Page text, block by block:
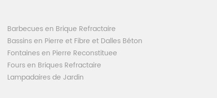
Barbecues en Brique Refractaire
Bassins en Pierre et Fibre et Dalles Béton
Fontaines en Pierre Reconstituee
Fours en Briques Refractaire
Lampadaires de Jardin